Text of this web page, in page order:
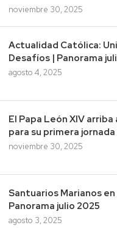
noviembre 30, 2025
Actualidad Católica:
Desafíos | Panorama
agosto 4, 2025
El Papa León XIV arriba
para su primera
noviembre 30, 2025
Santuarios Marianos en
Panorama julio 2025
agosto 3, 2025